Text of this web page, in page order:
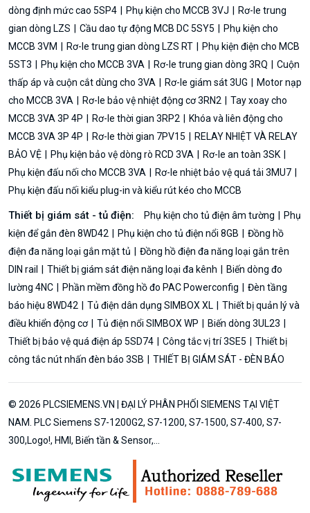
dòng định mức cao 5SP4
Phụ kiện cho MCCB 3VJ
Rơ-le trung
gian dòng LZS
Cầu dao tự động MCB DC 5SY5
Phụ kiện cho
MCCB 3VM
Rơ-le trung gian dòng LZS RT
Phụ kiện điện cho MCB
5ST3
Phụ kiện cho MCCB 3VA Rơ-le trung gian dòng 3RQ
Cuộn
thấp áp và cuộn cắt dùng cho 3VA
Rơ-le giám sát 3UG
Motor nạp
cho MCCB 3VA
Rơ-le bảo vệ nhiệt động cơ 3RN2
Tay xoay cho
MCCB 3VA 3P 4P
Rơ-le thời gian 3RP2
Khóa và liên động cho
MCCB 3VA 3P 4P
Rơ-le thời gian 7PV15
RELAY NHIỆT VÀ RELAY
BẢO VỆ
Phụ kiện bảo vệ dòng rò RCD 3VA
Rơ-le an toàn 3SK
Phụ kiện đấu nối cho MCCB 3VA
Rơ-le nhiệt bảo vệ quá tải 3MU7
Phụ kiện đấu nối kiểu plug-in và kiểu rút kéo cho MCCB
Thiết bị giám sát - tủ điện: Phụ kiện cho tủ điện âm tường
Phụ
kiện để gắn đèn 8WD42
Phụ kiện cho tủ điện nổi 8GB
Đồng hồ
điện đa năng loại gắn mặt tủ
Đồng hồ điện đa năng loại gắn trên
DIN rail
Thiết bị giám sát điện năng loại đa kênh
Biến dòng đo
lường 4NC
Phần mềm đồng hồ đo PAC Powerconfig
Đèn tầng
báo hiệu 8WD42
Tủ điện dân dụng SIMBOX XL
Thiết bị quản lý và
điều khiển động cơ
Tủ điện nổi SIMBOX WP
Biến dòng 3UL23
Thiết bị bảo vệ quá điện áp 5SD74
Công tắc vị trí 3SE5
Thiết bị
công tắc nút nhấn đèn báo 3SB
THIẾT BỊ GIÁM SÁT - ĐÈN BÁO
© 2026 PLCSIEMENS.VN | ĐẠI LÝ PHÂN PHỐI SIEMENS TẠI VIỆT
NAM. PLC Siemens S7-1200G2, S7-1200, S7-1500, S7-400, S7-
300,Logo!, HMI, Biến tần & Sensor,...